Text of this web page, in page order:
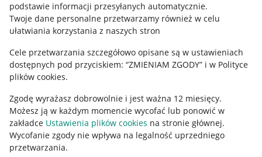
podstawie informacji przesyłanych automatycznie.
Twoje dane personalne przetwarzamy również w celu
ułatwiania korzystania z naszych stron
Cele przetwarzania szczegółowo opisane są w ustawieniach
dostępnych pod przyciskiem: “ZMIENIAM ZGODY” i w Polityce
plików cookies.
Zgodę wyrażasz dobrowolnie i jest ważna 12 miesięcy.
Możesz ją w każdym momencie wycofać lub ponowić w
zakładce Ustawienia plików cookies na stronie głównej.
Wycofanie zgody nie wpływa na legalność uprzedniego
przetwarzania.
Polityka plików "cookies"
Ustawienia plików "cookies"
Udostępnianie lokalizacji
Informacje dla Aktu o Usługach Cyfrowych
Pobierz aplikację